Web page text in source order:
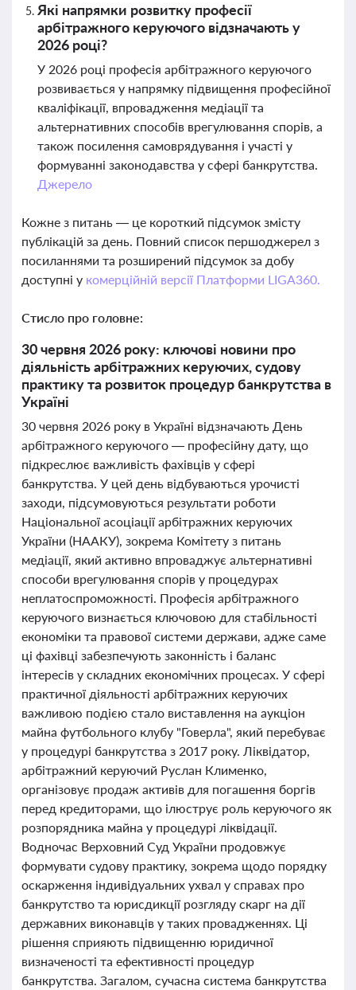
Які напрямки розвитку професії
арбітражного керуючого відзначають у
2026 році?
У 2026 році професія арбітражного керуючого
розвивається у напрямку підвищення професійної
кваліфікації, впровадження медіації та
альтернативних способів врегулювання спорів, а
також посилення самоврядування і участі у
формуванні законодавства у сфері банкрутства.
Джерело
Кожне з питань — це короткий підсумок змісту
публікацій за день. Повний список першоджерел з
посиланнями та розширений підсумок за добу
доступні у комерційній версії Платформи LIGA360.
Стисло про головне:
30 червня 2026 року: ключові новини про
діяльність арбітражних керуючих, судову
практику та розвиток процедур банкрутства в
Україні
30 червня 2026 року в Україні відзначають День
арбітражного керуючого — професійну дату, що
підкреслює важливість фахівців у сфері
банкрутства. У цей день відбуваються урочисті
заходи, підсумовуються результати роботи
Національної асоціації арбітражних керуючих
України (НААКУ), зокрема Комітету з питань
медіації, який активно впроваджує альтернативні
способи врегулювання спорів у процедурах
неплатоспроможності. Професія арбітражного
керуючого визнається ключовою для стабільності
економіки та правової системи держави, адже саме
ці фахівці забезпечують законність і баланс
інтересів у складних економічних процесах. У сфері
практичної діяльності арбітражних керуючих
важливою подією стало виставлення на аукціон
майна футбольного клубу "Говерла", який перебуває
у процедурі банкрутства з 2017 року. Ліквідатор,
арбітражний керуючий Руслан Клименко,
організовує продаж активів для погашення боргів
перед кредиторами, що ілюструє роль керуючого як
розпорядника майна у процедурі ліквідації.
Водночас Верховний Суд України продовжує
формувати судову практику, зокрема щодо порядку
оскарження індивідуальних ухвал у справах про
банкрутство та юрисдикції розгляду скарг на дії
державних виконавців у таких провадженнях. Ці
рішення сприяють підвищенню юридичної
визначеності та ефективності процедур
банкрутства. Загалом, сучасна система банкрутства